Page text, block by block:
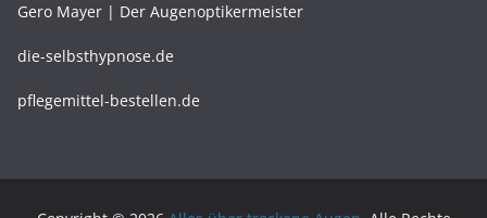
Gero Mayer | Der Augenoptikermeister
die-selbsthypnose.de
pflegemittel-bestellen.de